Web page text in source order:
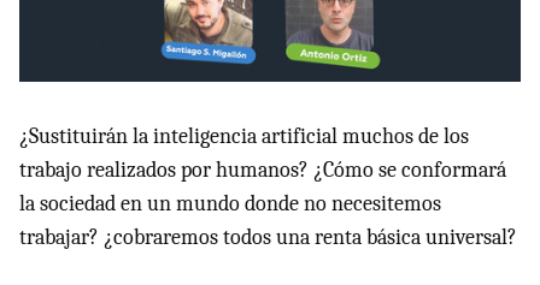
¿Sustituirán la inteligencia artificial muchos de los
trabajo realizados por humanos? ¿Cómo se conformará
la sociedad en un mundo donde no necesitemos
trabajar? ¿cobraremos todos una renta básica universal?